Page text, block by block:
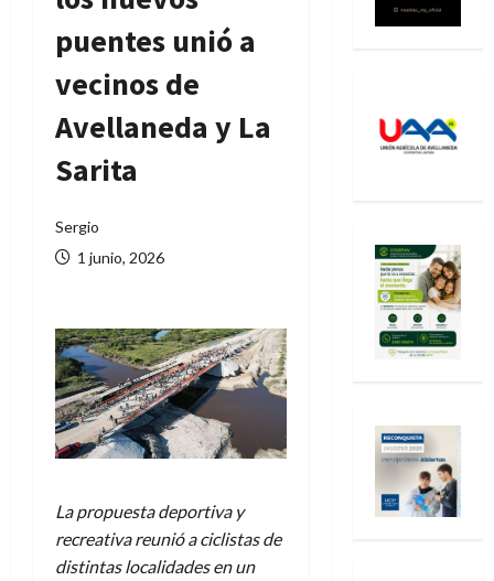
puentes unió a
vecinos de
Avellaneda y La
Sarita
Sergio
1 junio, 2026
La propuesta deportiva y
recreativa reunió a ciclistas de
distintas localidades en un